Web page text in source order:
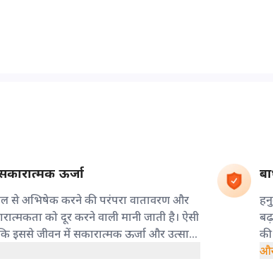
ऊर्जा
से अभिषेक करने की परंपरा वातावरण और
को दूर करने वाली मानी जाती है। ऐसी
इससे जीवन में सकारात्मक ऊर्जा और उत्साह
है।